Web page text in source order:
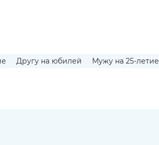
Другу на юбилей Мужу на 25-летие